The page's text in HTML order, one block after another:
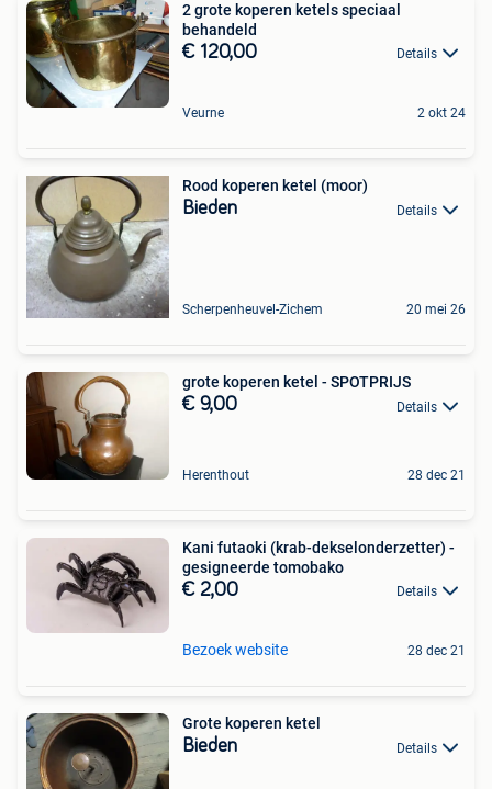
2 grote koperen ketels speciaal
behandeld
€ 120,00 Details
Veurne 2 okt 24
Rood koperen ketel (moor)
Bieden Details
Scherpenheuvel-Zichem 20 mei 26
grote koperen ketel - SPOTPRIJS
€ 9,00 Details
Herenthout 28 dec 21
Kani futaoki (krab-dekselonderzetter) -
gesigneerde tomobako
€ 2,00 Details
Bezoek website 28 dec 21
Grote koperen ketel
Bieden Details